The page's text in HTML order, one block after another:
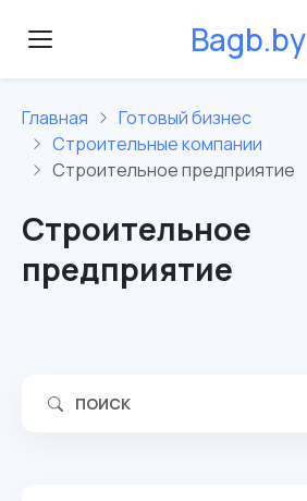
Bagb.by
Главная
Готовый бизнес
Строительные компании
Строительное предприятие
Строительное
предприятие
ПОИСК